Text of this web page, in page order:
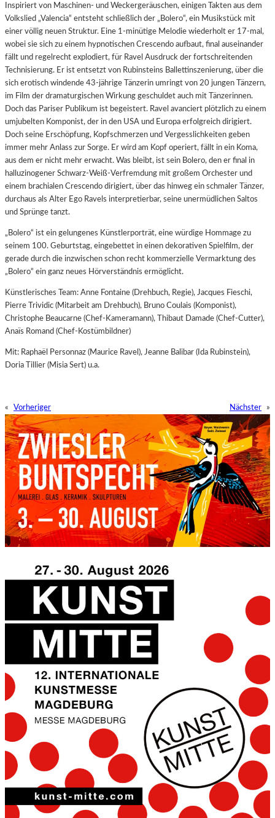
Inspiriert von Maschinen- und Weckergeräuschen, einigen Takten aus dem
Volkslied „Valencia“ entsteht schließlich der „Bolero“, ein Musikstück mit
einer völlig neuen Struktur. Eine 1-minütige Melodie wiederholt er 17-mal,
wobei sie sich zu einem hypnotischen Crescendo aufbaut, final auseinander
fällt und regelrecht explodiert, für Ravel Ausdruck der fortschreitenden
Technisierung. Er ist entsetzt von Rubinsteins Ballettinszenierung, über die
sich erotisch windende 43-jährige Tänzerin umringt von 20 jungen Tänzern,
im Film der dramaturgischen Wirkung geschuldet auch mit Tänzerinnen.
Doch das Pariser Publikum ist begeistert. Ravel avanciert plötzlich zu einem
umjubelten Komponist, der in den USA und Europa erfolgreich dirigiert.
Doch seine Erschöpfung, Kopfschmerzen und Vergesslichkeiten geben
immer mehr Anlass zur Sorge. Er wird am Kopf operiert, fällt in ein Koma,
aus dem er nicht mehr erwacht. Was bleibt, ist sein Bolero, den er final in
halluzinogener Schwarz-Weiß-Verfremdung mit großem Orchester und
einem brachialen Crescendo dirigiert, über das hinweg ein schmaler Tänzer,
durchaus als Alter Ego Ravels interpretierbar, seine unermüdlichen Saltos
und Sprünge tanzt.
„Bolero“ ist ein gelungenes Künstlerporträt, eine würdige Hommage zu
seinem 100. Geburtstag, eingebettet in einen dekorativen Spielfilm, der
gerade durch die inzwischen schon recht kommerzielle Vermarktung des
„Bolero“ ein ganz neues Hörverständnis ermöglicht.
Künstlerisches Team: Anne Fontaine (Drehbuch, Regie), Jacques Fieschi,
Pierre Trividic (Mitarbeit am Drehbuch), Bruno Coulais (Komponist),
Christophe Beaucarne (Chef-Kameramann), Thibaut Damade (Chef-Cutter),
Anaïs Romand (Chef-Kostümbildner)
Mit: Raphaël Personnaz (Maurice Ravel), Jeanne Balibar (Ida Rubinstein),
Doria Tillier (Misia Sert) u.a.
« Vorheriger Nächster »